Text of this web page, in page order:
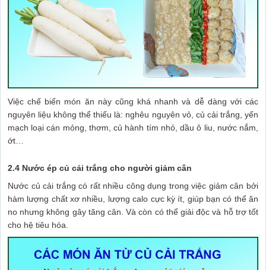
Việc chế biến món ăn này cũng khá nhanh và dễ dàng với các
nguyên liệu không thể thiếu là: nghêu nguyên vỏ, củ cải trắng, yến
mạch loại cán mỏng, thơm, củ hành tím nhỏ, dầu ô liu, nước nắm,
ớt…
2.4 Nước ép củ cải trắng cho người giảm cân
Nước củ cải trắng có rất nhiều công dụng trong việc giảm cân bởi
hàm lượng chất xơ nhiều, lượng calo cực kỳ ít, giúp bạn có thể ăn
no nhưng không gây tăng cân. Và còn có thể giải độc và hỗ trợ tốt
cho hệ tiêu hóa.